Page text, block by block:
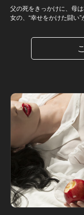
父の死をきっかけに、母
女の、“幸せをかけた闘い”